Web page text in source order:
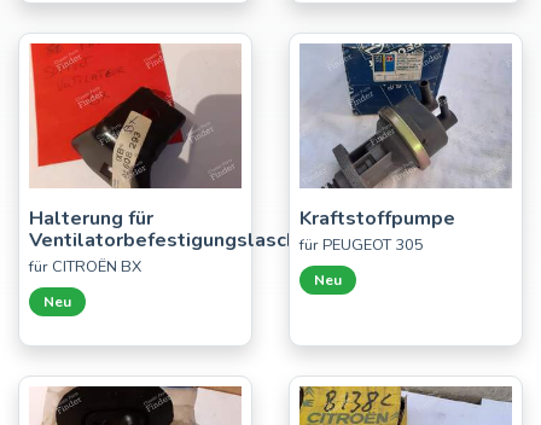
Halterung für
Ventilatorbefestigungslaschen
für CITROËN BX
Neu
Kraftstoffpumpe
für PEUGEOT 305
Neu